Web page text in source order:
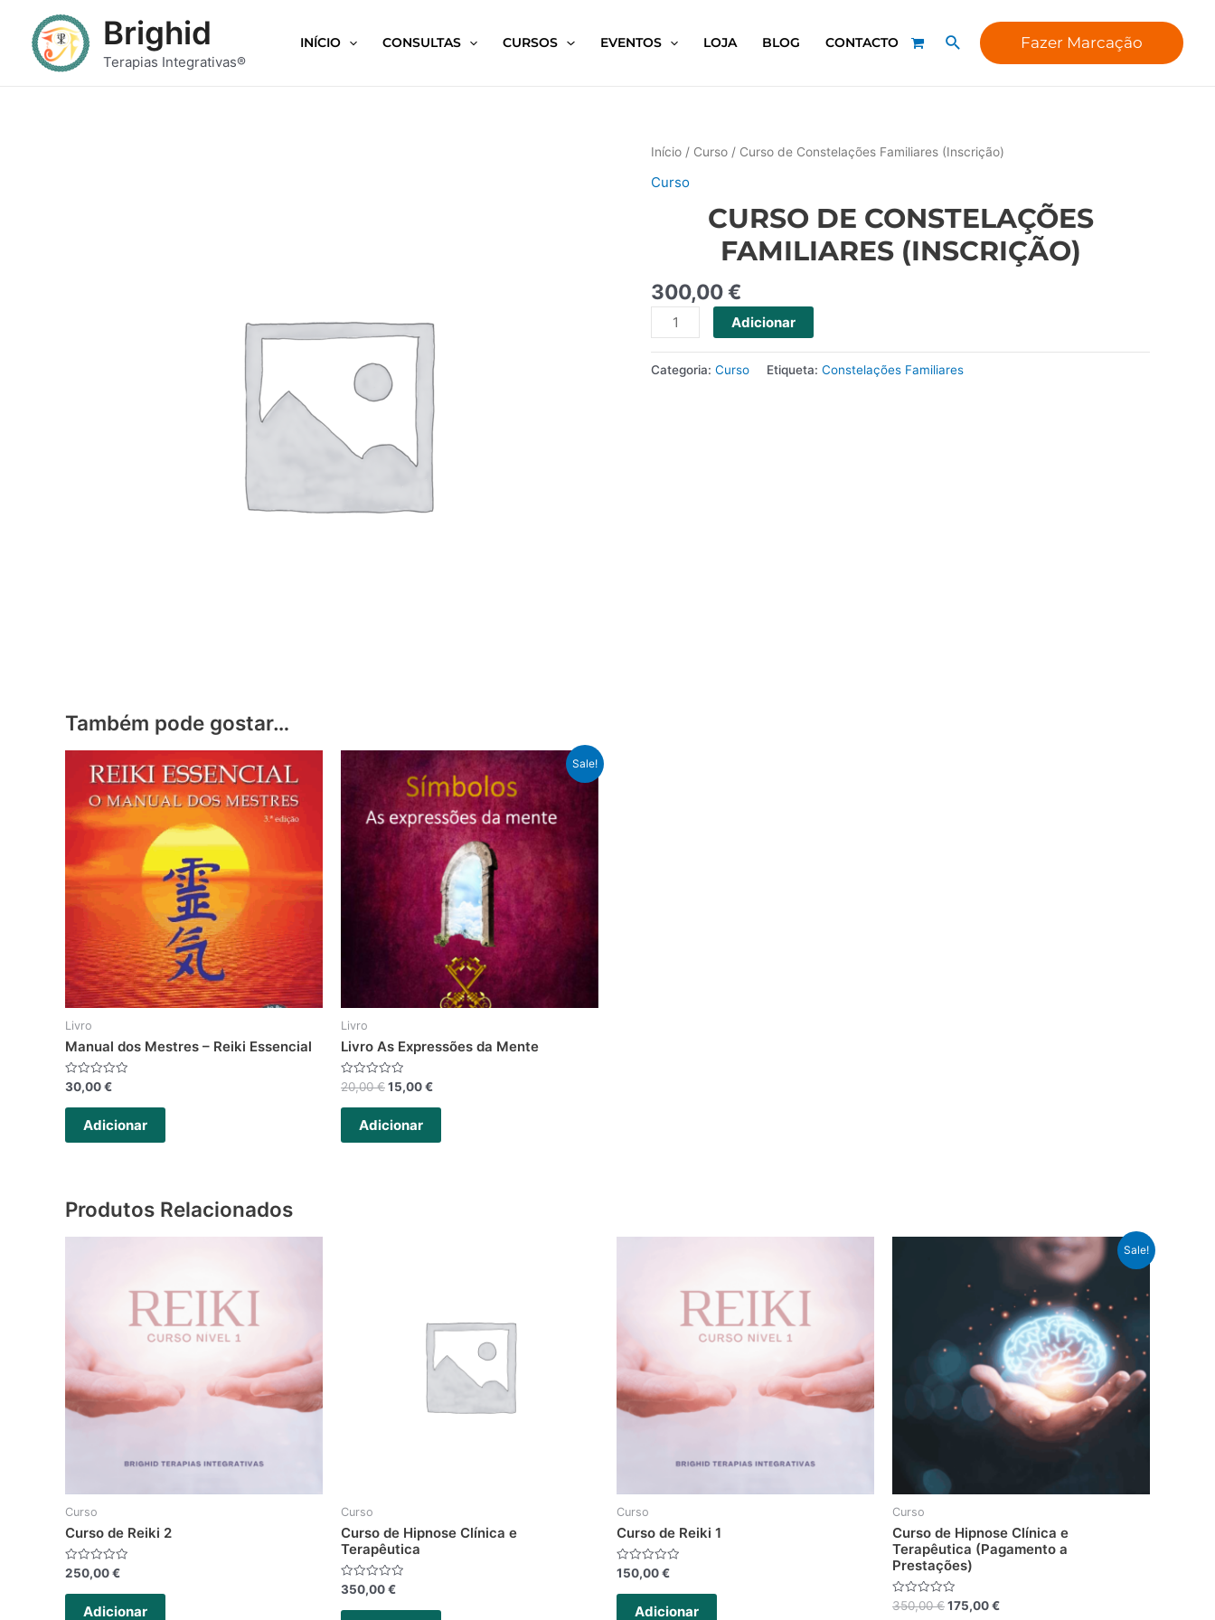
Brighid
Terapias Integrativas®
INÍCIO CONSULTAS CURSOS EVENTOS LOJA BLOG CONTACTO Fazer Marcação
Início / Curso / Curso de Constelações Familiares (Inscrição)
Curso
CURSO DE CONSTELAÇÕES
FAMILIARES (INSCRIÇÃO)
300,00€
Adicionar
Categoria: Curso Etiqueta: Constelações Familiares
Também pode gostar…
Livro
Manual dos Mestres – Reiki Essencial
Avaliação
0
de
30,00€
Adicionar
Sale!
Livro
Livro As Expressões da Mente
Avaliação
0
de
20,00€15,00€
Adicionar
Produtos Relacionados
Curso
Curso de Reiki 2
Avaliação
0
de
250,00€
Adicionar
Curso
Curso de Hipnose Clínica e
Terapêutica
Avaliação
0
de
350,00€
Curso
Curso de Reiki 1
Avaliação
0
de
150,00€
Adicionar
Sale!
Curso
Curso de Hipnose Clínica e
Terapêutica (Pagamento a
Prestações)
Avaliação
0
350,00€175,00€